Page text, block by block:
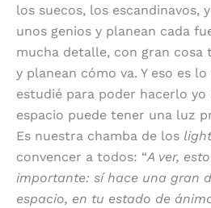
los suecos, los escandinavos,
unos genios y planean cada
mucha detalle, con gran
y planean cómo va. Y eso es
estudié para poder hacerlo yo
espacio puede tener una luz
Es nuestra chamba de los
convencer a todos: “A ver,
importante: sí hace una gran
espacio, en tu estado de